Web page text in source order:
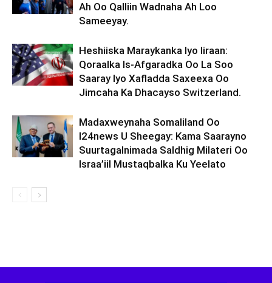
Ah Oo Qalliin Wadnaha Ah Loo
Sameeyay.
Heshiiska Maraykanka Iyo Iiraan:
Qoraalka Is-Afgaradka Oo La Soo
Saaray Iyo Xafladda Saxeexa Oo
Jimcaha Ka Dhacayso Switzerland.
Madaxweynaha Somaliland Oo
I24news U Sheegay: Kama Saarayno
Suurtagalnimada Saldhig Milateri Oo
Israa’iil Mustaqbalka Ku Yeelato